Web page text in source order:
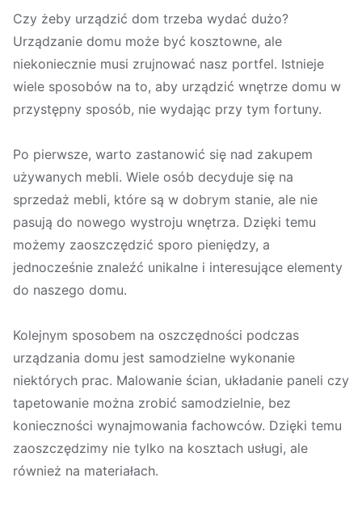
Czy żeby urządzić dom trzeba wydać dużo?
Urządzanie domu może być kosztowne, ale
niekoniecznie musi zrujnować nasz portfel. Istnieje
wiele sposobów na to, aby urządzić wnętrze domu w
przystępny sposób, nie wydając przy tym fortuny.
Po pierwsze, warto zastanowić się nad zakupem
używanych mebli. Wiele osób decyduje się na
sprzedaż mebli, które są w dobrym stanie, ale nie
pasują do nowego wystroju wnętrza. Dzięki temu
możemy zaoszczędzić sporo pieniędzy, a
jednocześnie znaleźć unikalne i interesujące elementy
do naszego domu.
Kolejnym sposobem na oszczędności podczas
urządzania domu jest samodzielne wykonanie
niektórych prac. Malowanie ścian, układanie paneli czy
tapetowanie można zrobić samodzielnie, bez
konieczności wynajmowania fachowców. Dzięki temu
zaoszczędzimy nie tylko na kosztach usługi, ale
również na materiałach.